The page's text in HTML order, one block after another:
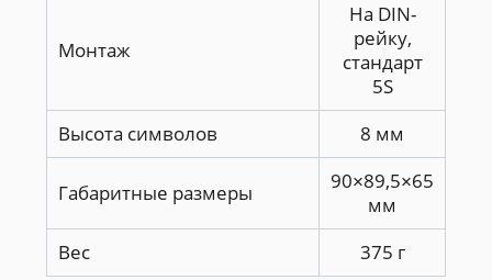
Монтаж
На DIN-
рейку,
стандарт
5S
Высота символов
8 мм
Габаритные размеры
90×89,5×65
мм
Вес
375 г